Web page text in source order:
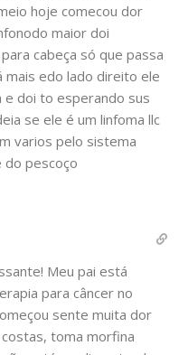
hoje comecou dor
maior doi
cabeça só que passa
mais edo lado direito ele
e doi to esperando sus
se ele é um linfoma llc
varios pelo sistema
do pescoço
Meu pai está
para câncer no
sente muita dor
toma morfina